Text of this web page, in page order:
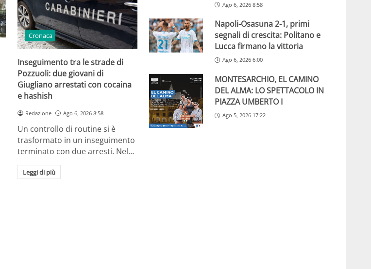
Cronaca
Inseguimento tra le strade di
Pozzuoli: due giovani di
Giugliano arrestati con cocaina
e hashish
Redazione Ago 6, 2026 8:58
Un controllo di routine si è
trasformato in un inseguimento
terminato con due arresti. Nel…
Leggi di più
Ago 6, 2026 8:58
Napoli-Osasuna 2-1, primi
segnali di crescita: Politano e
Lucca firmano la vittoria
Ago 6, 2026 6:00
MONTESARCHIO, EL CAMINO
DEL ALMA: LO SPETTACOLO IN
PIAZZA UMBERTO I
Ago 5, 2026 17:22